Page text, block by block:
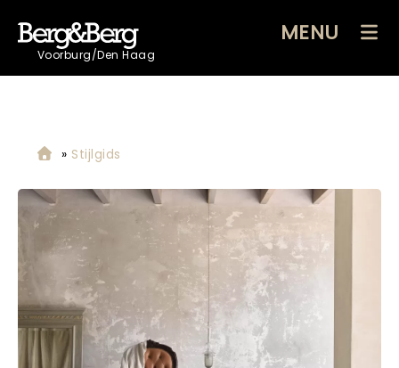
Voorburg/Den Haag
MENU
» Stijlgids